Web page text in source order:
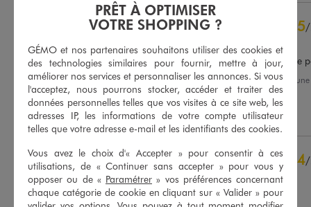
11
3
2étoiles
0
1étoile 0
Trier les avis
5/
ma petite fille est enchantée
Avis du30/05/2026 , suite à
15/05/2026 parClaudine H.
Utile(0) Signaler
4/
Avis vérifié et récompensé
Confortable
PRÊT À OPTIMISER
VOTRE SHOPPING ?
GÉMO et nos partenaires souhaitons utiliser des cookies et
des technologies similaires pour fournir, mettre à jour,
améliorer nos services et personnaliser les annonces. Si vous
l'acceptez, nous pourrons stocker, accéder et traiter des
données personnelles telles que vos visites à ce site web, les
adresses IP, les informations de votre compte utilisateur
telles que votre adresse e-mail et les identifiants des cookies.
Vous avez le choix d'« Accepter » pour consentir à ces
utilisations, de « Continuer sans accepter » pour vous y
opposer ou de « Paramétrer » vos préférences concernant
chaque catégorie de cookie en cliquant sur « Valider » pour